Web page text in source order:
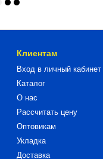
Клиентам
Вход в личный кабинет
Каталог
О нас
Рассчитать цену
Оптовикам
Укладка
Доставка